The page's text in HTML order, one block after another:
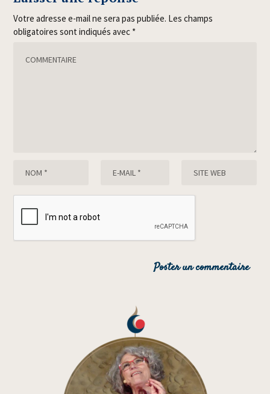
Votre adresse e-mail ne sera pas publiée. Les champs
obligatoires sont indiqués avec *